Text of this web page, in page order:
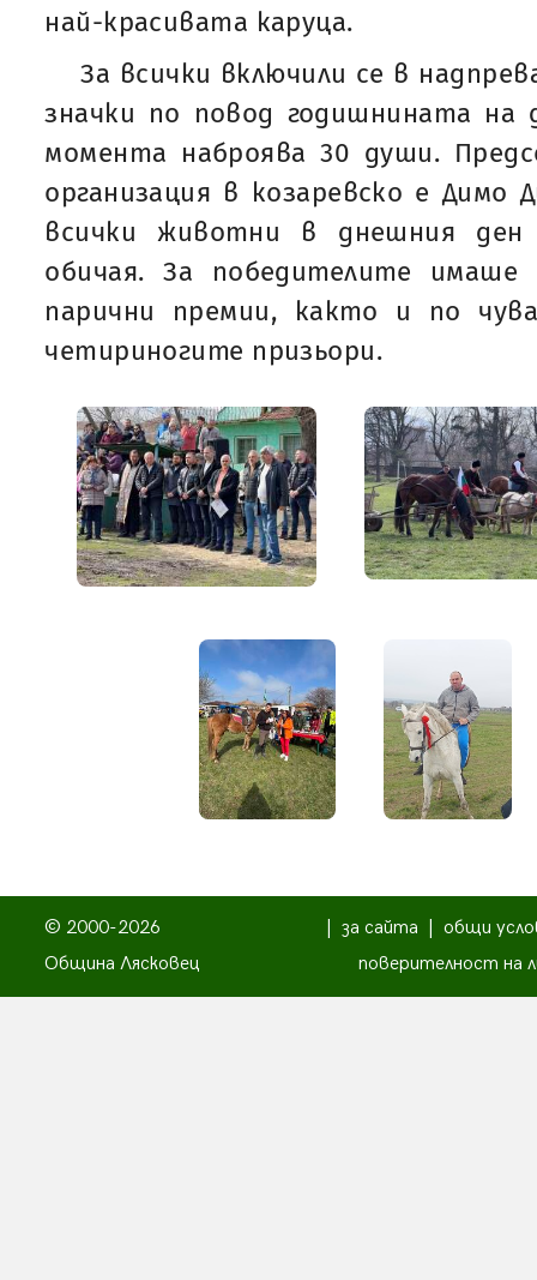
най-красивата каруца.
За всички включили се в
значки по повод годишнината
момента наброява 30 души.
организация в козаревско е Димо
всички животни в днешния ден
обичая. За победителите
парични премии, както и по
четириногите призьори.
© 2000-2026
Община Лясковец
за сайта
общи
поверителност на